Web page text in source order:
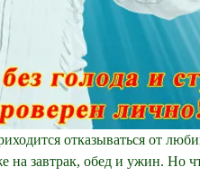
отказываться от
на завтрак, обед и ужин. Но